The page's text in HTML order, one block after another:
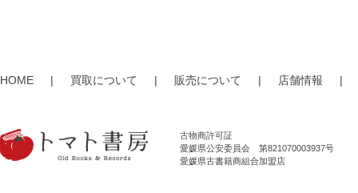
HOME | 買取について | 販売について | 店舗情報 |
古物商許可証
愛媛県公安委員会 第821070003937号
愛媛県古書籍商組合加盟店